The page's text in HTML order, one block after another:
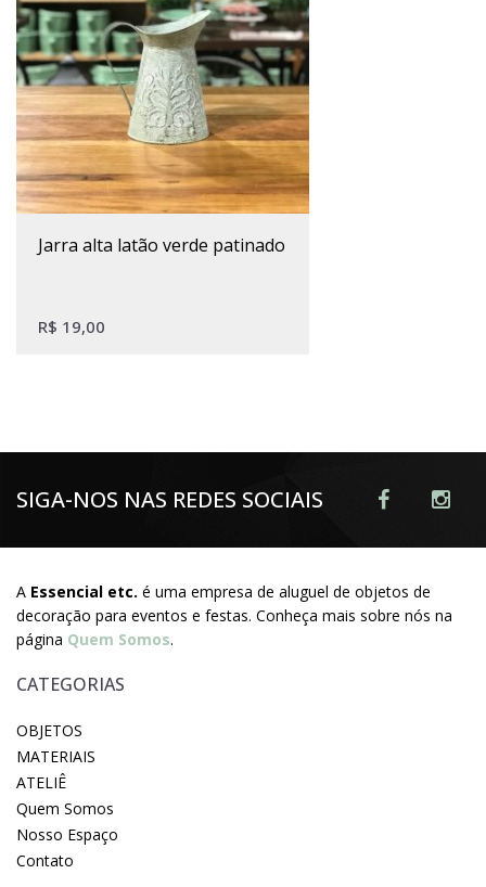
jarra alta latão verde patinado
R$ 19,00
SIGA-NOS NAS REDES SOCIAIS
A Essencial etc. é uma empresa de aluguel de objetos de
decoração para eventos e festas. Conheça mais sobre nós na
página Quem Somos.
CATEGORIAS
OBJETOS
MATERIAIS
ATELIÊ
Quem Somos
Nosso Espaço
Contato